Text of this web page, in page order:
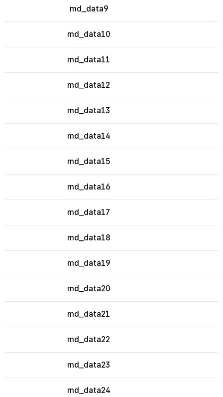
md_data9
md_data10
md_data11
md_data12
md_data13
md_data14
md_data15
md_data16
md_data17
md_data18
md_data19
md_data20
md_data21
md_data22
md_data23
md_data24